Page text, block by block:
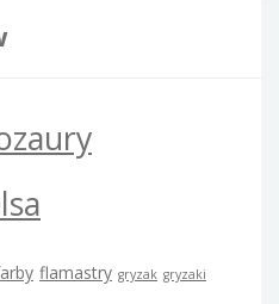
flamastry gryzak gryzaki